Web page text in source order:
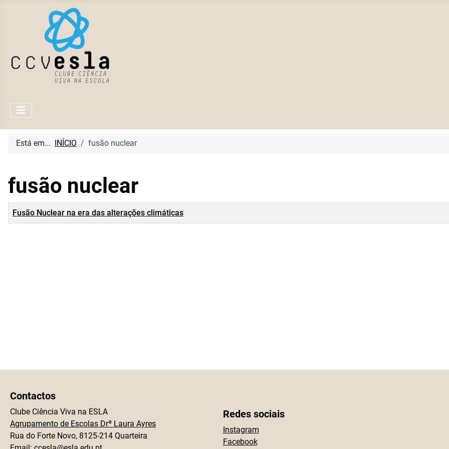
Está em... INÍCIO fusão nuclear
fusão nuclear
Título
Fusão Nuclear na era das alterações climáticas
Contactos
Clube Ciência Viva na ESLA
Agrupamento de Escolas Drª Laura Ayres
Rua do Forte Novo, 8125-214 Quarteira
Redes sociais
Instagram
Facebook